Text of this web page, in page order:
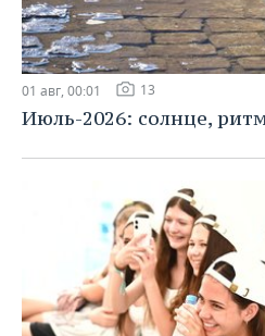
01 авг, 00:01 13
Июль-2026: солнце,